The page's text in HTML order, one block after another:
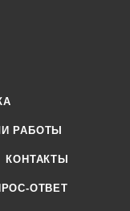
РАБОТЫ
КОНТАКТЫ
ОТВЕТ